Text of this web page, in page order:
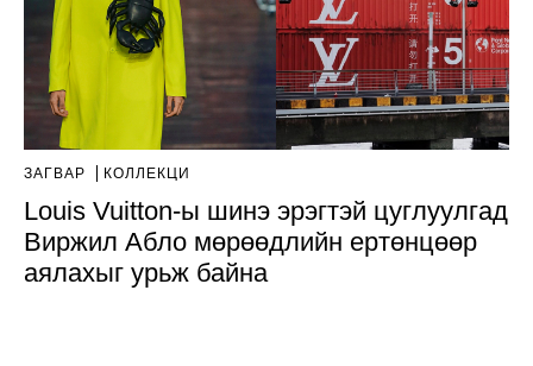
ЗАГВАР КОЛЛЕКЦИ
Louis Vuitton-ы шинэ эрэгтэй цуглуулгад
Виржил Абло мөрөөдлийн ертөнцөөр
аялахыг урьж байна